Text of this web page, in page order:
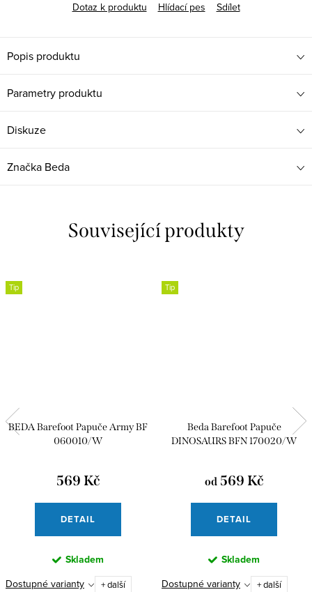
Dotaz k produktu
Hlídací pes Sdílet
Popis produktu
Parametry produktu
Diskuze
Značka Beda
Související produkty
Tip
BEDA Barefoot Papuče Army BF
060010/W
569 Kč
DETAIL
Skladem
Dostupné varianty
+ další
Tip
Beda Barefoot Papuče
DINOSAURS BFN 170020/W
od569 Kč
DETAIL
Skladem
Dostupné varianty
+ další